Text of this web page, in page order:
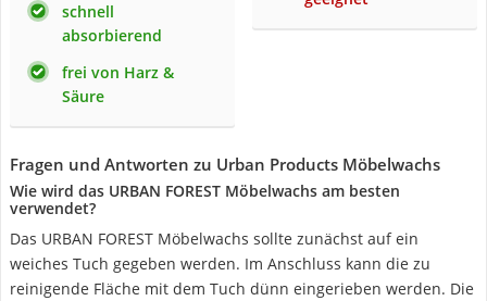
schnell
absorbierend
frei von Harz &
Säure
Fragen und Antworten zu Urban Products Möbelwachs
Wie wird das URBAN FOREST Möbelwachs am besten
verwendet?
Das URBAN FOREST Möbelwachs sollte zunächst auf ein
weiches Tuch gegeben werden. Im Anschluss kann die zu
reinigende Fläche mit dem Tuch dünn eingerieben werden. Die